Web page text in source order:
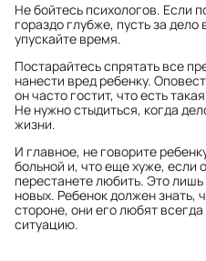
Не бойтесь психологов. Если
гораздо глубже, пусть за
упускайте время.
Постарайтесь спрятать все
нанести вред ребенку.
он часто гостит, что есть
Не нужно стыдиться, когда
жизни.
И главное, не говорите
больной и, что еще хуже, если
перестанете любить. Это
новых. Ребенок должен знать,
стороне, они его любят
ситуацию.